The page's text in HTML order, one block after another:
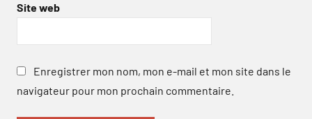
Site web
Enregistrer mon nom, mon e-mail et mon site dans le
navigateur pour mon prochain commentaire.